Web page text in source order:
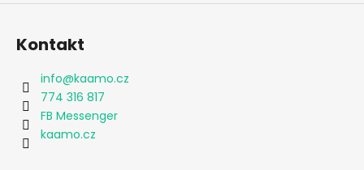
Kontakt
info@kaamo.cz
774 316 817
FB Messenger
kaamo.cz